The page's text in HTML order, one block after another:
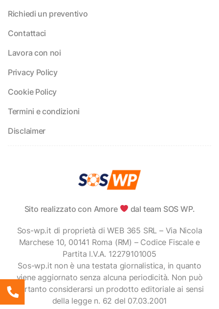
Richiedi un preventivo
Contattaci
Lavora con noi
Privacy Policy
Cookie Policy
Termini e condizioni
Disclaimer
Sito realizzato con Amore dal team SOS WP.
Sos-wp.it di proprietà di WEB 365 SRL – Via Nicola
Marchese 10, 00141 Roma (RM) – Codice Fiscale e
Partita I.V.A. 12279101005
Sos-wp.it non è una testata giornalistica, in quanto
viene aggiornato senza alcuna periodicità. Non può
pertanto considerarsi un prodotto editoriale ai sensi
della legge n. 62 del 07.03.2001